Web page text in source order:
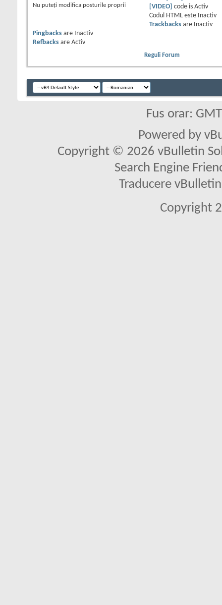
Nu puteţi modifica posturile proprii
[VIDEO] code is Activ
Codul HTML este
Inactiv
Trackbacksare
Inactiv
Pingbacks are
Inactiv
Refbacks are Activ
Reguli Forum
Fus orar:
Powered by
Copyright © 2026 vBulletin
Search Engine
Traducere
Copyright